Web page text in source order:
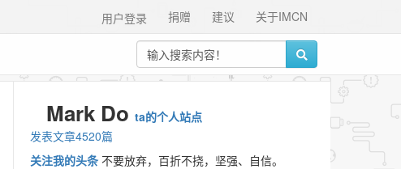
关于IMCN
建议
捐赠
用户登录
Mark Do ta的个人站点
发表文章4520篇
关注我的头条 不要放弃，百折不挠，坚强、自信。